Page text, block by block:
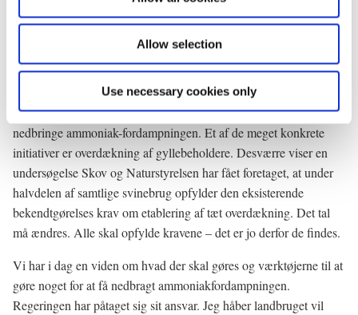
Allow selection
Use necessary cookies only
ammoniakfordampning. Derfor er det også hos landbruget,
Der er sket fremskridt i landbrugets deltagelse i de hidtidige
vandmiljøplaner. Nu er det tid til at tage det næste skridt.
Handlingsplanen beskriver flere initiativer, der kan tages for at
nedbringe ammoniak-fordampningen. Et af de meget konkrete
initiativer er overdækning af gyllebeholdere. Desværre viser en
undersøgelse Skov og Naturstyrelsen har fået foretaget, at under
halvdelen af samtlige svinebrug opfylder den eksisterende
bekendtgørelses krav om etablering af tæt overdækning. Det tal
må ændres. Alle skal opfylde kravene – det er jo derfor de findes.
Vi har i dag en viden om hvad der skal gøres og værktøjerne til at
gøre noget for at få nedbragt ammoniakfordampningen.
Regeringen har påtaget sig sit ansvar. Jeg håber landbruget vil